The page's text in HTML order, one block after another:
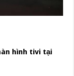
hình tivi tại